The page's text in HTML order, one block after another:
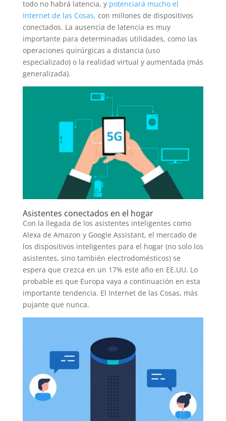
todo no habrá latencia, y potenciará mucho el
Internet de las Cosas, con millones de dispositivos
conectados. La ausencia de latencia es muy
importante para determinadas utilidades, como las
operaciones quirúrgicas a distancia (uso
especializado) o la realidad virtual y aumentada (más
generalizada).
Asistentes conectados en el hogar
Con la llegada de los asistentes inteligentes como
Alexa de Amazon y Google Assistant, el mercado de
los dispositivos inteligentes para el hogar (no solo los
asistentes, sino también electrodomésticos) se
espera que crezca en un 17% este año en EE.UU. Lo
probable es que Europa vaya a continuación en esta
importante tendencia. El Internet de las Cosas, más
pujante que nunca.